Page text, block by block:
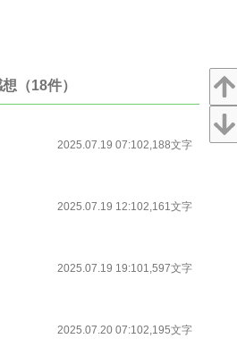
（18件）
2025.07.19 07:102,188文字
2025.07.19 12:102,161文字
2025.07.19 19:101,597文字
2025.07.20 07:102,195文字